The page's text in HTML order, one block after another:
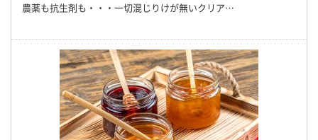
農薬も抗生剤も・・・一切混じりけが無いクリア…